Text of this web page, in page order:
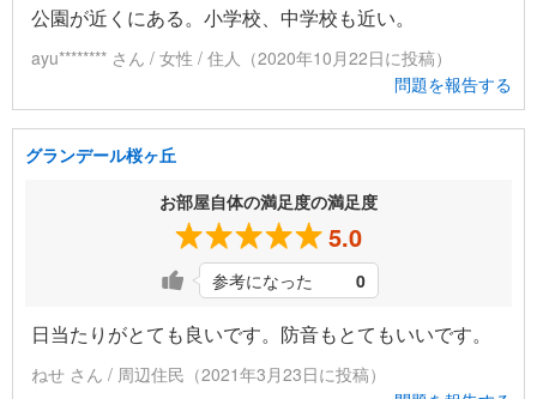
公園が近くにある。小学校、中学校も近い。
ayu******** さん / 女性 / 住人（2020年10月22日に投稿）
問題を報告する
グランデール桜ヶ丘
お部屋自体の満足度の満足度
5.0
参考になった 0
日当たりがとても良いです。防音もとてもいいです。
ねせ さん / 周辺住民（2021年3月23日に投稿）